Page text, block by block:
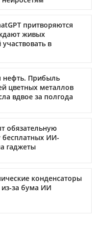
притворяются
живых
в
нефть. Прибыль
цветных металлов
вдвое за полгода
обязательную
бесплатных ИИ-
гаджеты
конденсаторы
из-за бума ИИ